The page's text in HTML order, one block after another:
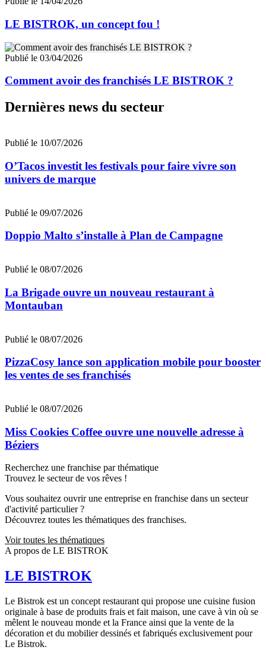
LE BISTROK, un concept fou !
Publié le 03/04/2026
Comment avoir des franchisés LE BISTROK ?
Dernières news du secteur
Publié le 10/07/2026
O’Tacos investit les festivals pour faire vivre son
univers de marque
Publié le 09/07/2026
Doppio Malto s’installe à Plan de Campagne
Publié le 08/07/2026
La Brigade ouvre un nouveau restaurant à
Montauban
Publié le 08/07/2026
PizzaCosy lance son application mobile pour booster
les ventes de ses franchisés
Publié le 08/07/2026
Miss Cookies Coffee ouvre une nouvelle adresse à
Béziers
Recherchez une franchise par thématique
Trouvez le secteur de vos rêves !
Vous souhaitez ouvrir une entreprise en franchise dans un secteur
d'activité particulier ?
Découvrez toutes les thématiques des franchises.
Voir toutes les thématiques
A propos de LE BISTROK
LE BISTROK
Le Bistrok est un concept restaurant qui propose une cuisine fusion
originale à base de produits frais et fait maison, une cave à vin où se
mêlent le nouveau monde et la France ainsi que la vente de la
décoration et du mobilier dessinés et fabriqués exclusivement pour
Le Bistrok.